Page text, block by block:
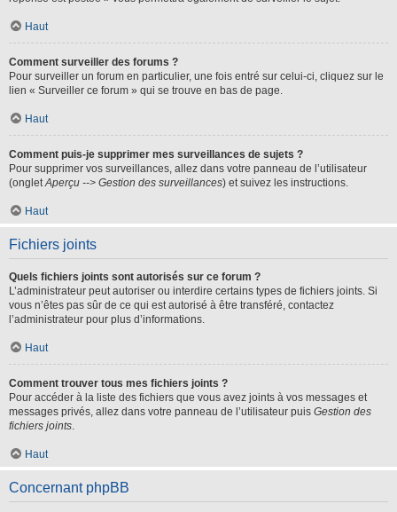
Haut
Comment surveiller des forums ?
Pour surveiller un forum en particulier, une fois entré sur celui-ci, cliquez sur le
lien « Surveiller ce forum » qui se trouve en bas de page.
Haut
Comment puis-je supprimer mes surveillances de sujets ?
Pour supprimer vos surveillances, allez dans votre panneau de l’utilisateur
(ongletAperçu --> Gestion des surveillances) et suivez les instructions.
Haut
Fichiers joints
Quels fichiers joints sont autorisés sur ce forum ?
L’administrateur peut autoriser ou interdire certains types de fichiers joints. Si
vous n’êtes pas sûr de ce qui est autorisé à être transféré, contactez
l’administrateur pour plus d’informations.
Haut
Comment trouver tous mes fichiers joints ?
Pour accéder à la liste des fichiers que vous avez joints à vos messages et
messages privés, allez dans votre panneau de l’utilisateur puis Gestion des
fichiers joints.
Haut
Concernant phpBB